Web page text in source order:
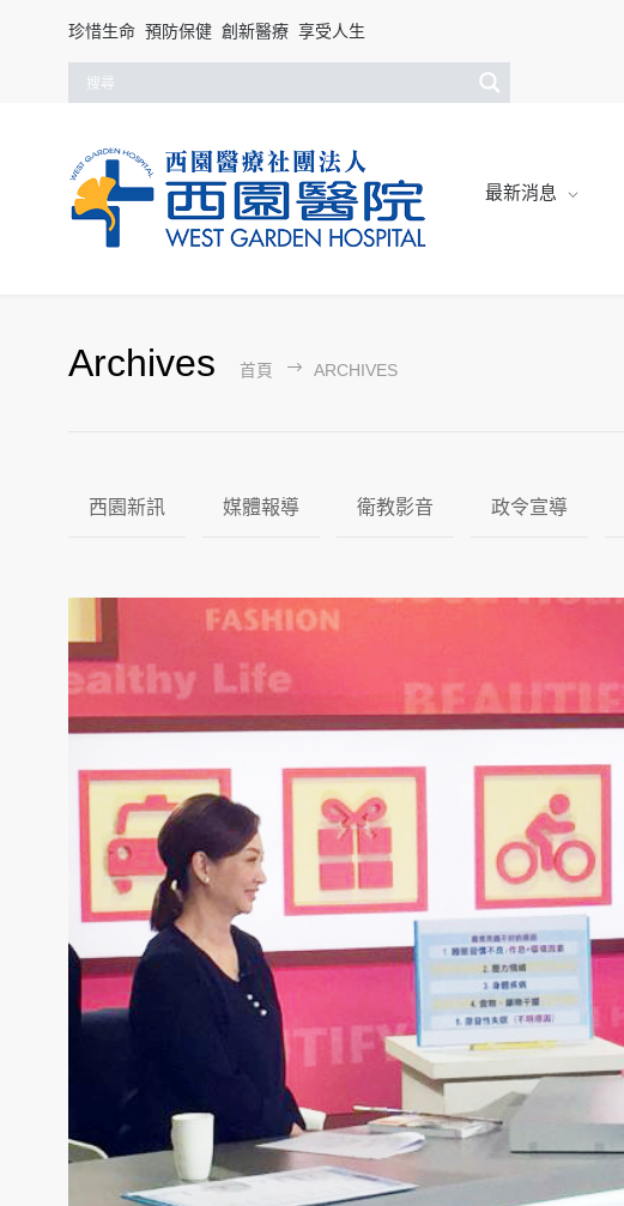
珍惜生命 預防保健 創新醫療 享受人生
最新消息
Archives 首頁 ARCHIVES
西園新訊 媒體報導 衛教影音 政令宣導